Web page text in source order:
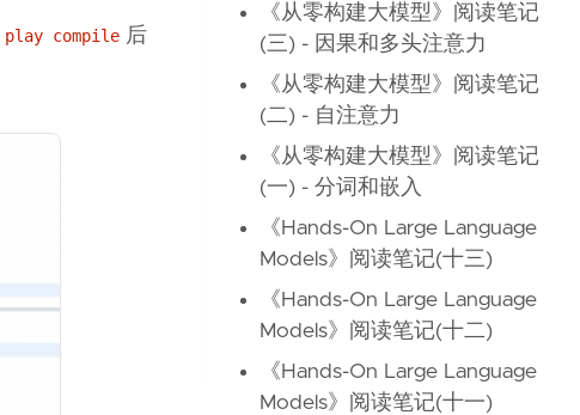
play compile 后
《从零构建大模型》阅读笔记
(三) - 因果和多头注意力
《从零构建大模型》阅读笔记
(二) - 自注意力
《从零构建大模型》阅读笔记
(一) - 分词和嵌入
《Hands-On Large Language
Models》阅读笔记(十三)
《Hands-On Large Language
Models》阅读笔记(十二)
《Hands-On Large Language
Models》阅读笔记(十一)